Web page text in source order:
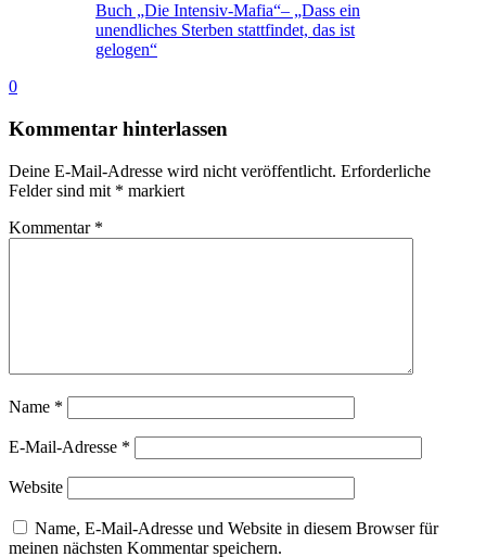
Buch „Die Intensiv-Mafia“– „Dass ein
unendliches Sterben stattfindet, das ist
gelogen“
0
Kommentar hinterlassen
Deine E-Mail-Adresse wird nicht veröffentlicht. Erforderliche
Felder sind mit * markiert
Kommentar *
Name *
E-Mail-Adresse *
Website
Name, E-Mail-Adresse und Website in diesem Browser für
meinen nächsten Kommentar speichern.